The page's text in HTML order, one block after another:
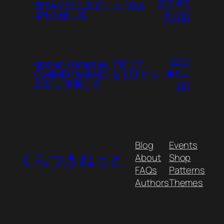
SESAME3 に対応した Web
API の使い方
2021年6
月13日
docker-compose で建てた
CodiMD(HackMD) を 1.3.1 から
2.0.1 に更新する
2020
年5月
2日
くらつきねっと
Blog
About
FAQs
Authors
Events
Shop
Patterns
Themes